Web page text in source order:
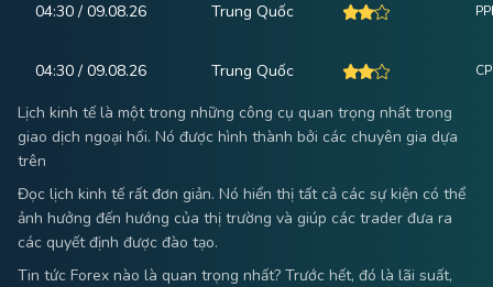
04:30 / 09.08.26 Trung Quốc
04:30 / 09.08.26 Trung Quốc
Lịch kinh tế là một trong những công cụ quan trọng nhất trong
giao dịch ngoại hối. Nó được hình thành bởi các chuyên gia dựa
trên
Đọc lịch kinh tế rất đơn giản. Nó hiển thị tất cả các sự kiện có thể
ảnh hưởng đến hướng của thị trường và giúp các trader đưa ra
các quyết định được đào tạo.
Tin tức Forex nào là quan trọng nhất? Trước hết, đó là lãi suất,